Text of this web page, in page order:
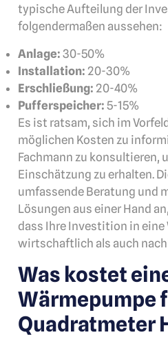
typische Aufteilung der
folgendermaßen aussehen:
Anlage: 30-50%
Installation: 20-30%
Erschließung: 20-40%
Pufferspeicher: 5-15%
Es ist ratsam, sich im
möglichen Kosten zu
Fachmann zu konsultieren,
Einschätzung zu erhalten.
umfassende Beratung und
Lösungen aus einer Hand
dass Ihre Investition in
wirtschaftlich als auch
Was kostet
Wärmepumpe
Quadratmeter